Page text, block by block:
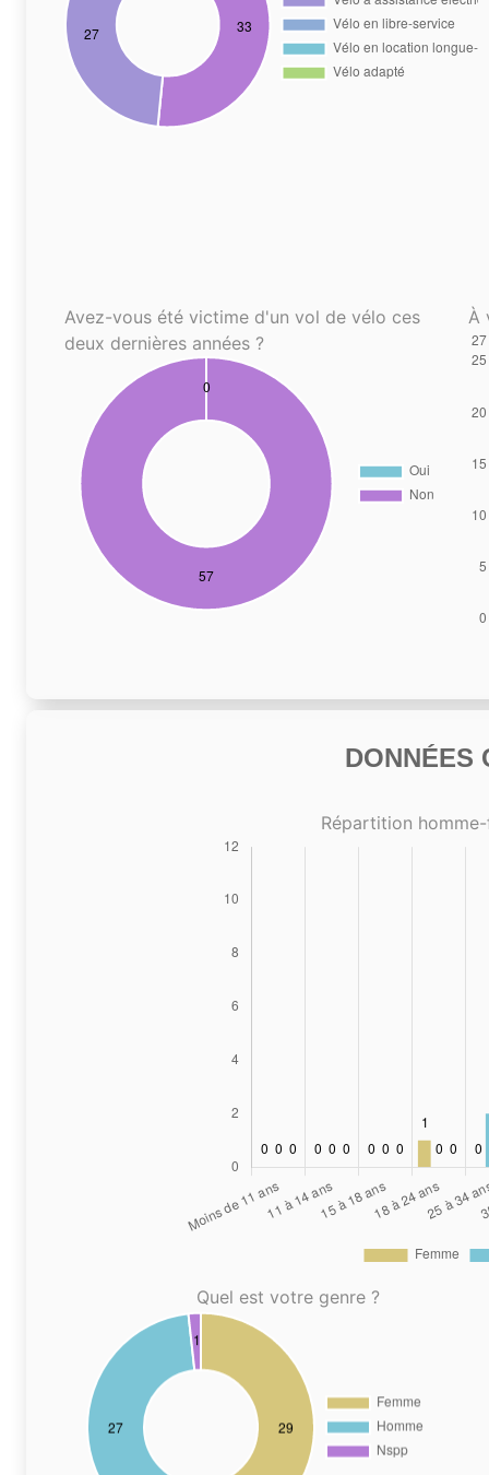
Avez-vous été victime d'un vol de vélo ces
deux dernières années ?
À
DONNÉES
Répartition
Quel est votre genre ?